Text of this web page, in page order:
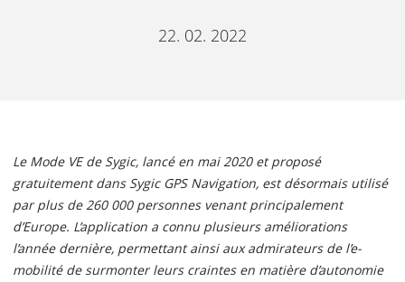
22. 02. 2022
Le Mode VE de Sygic, lancé en mai 2020 et proposé
gratuitement dans Sygic GPS Navigation, est désormais utilisé
par plus de 260 000 personnes venant principalement
d’Europe. L’application a connu plusieurs améliorations
l’année dernière, permettant ainsi aux admirateurs de l’e-
mobilité de surmonter leurs craintes en matière d’autonomie